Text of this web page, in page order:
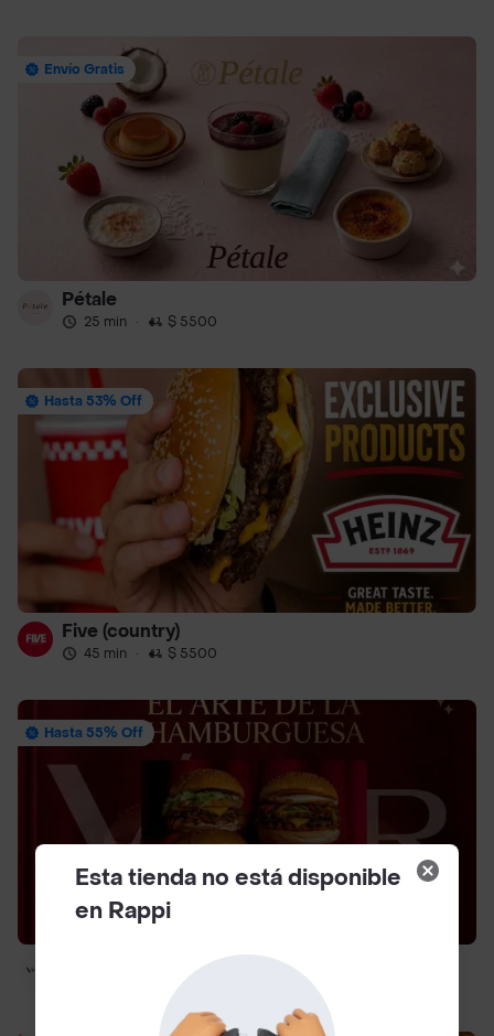
Envío Gratis
Pétale
25 min · $ 5500
Hasta 53% Off
Five (country)
45 min · $ 5500
Hasta 55% Off
$ 5500
Esta tienda no está disponible
en Rappi